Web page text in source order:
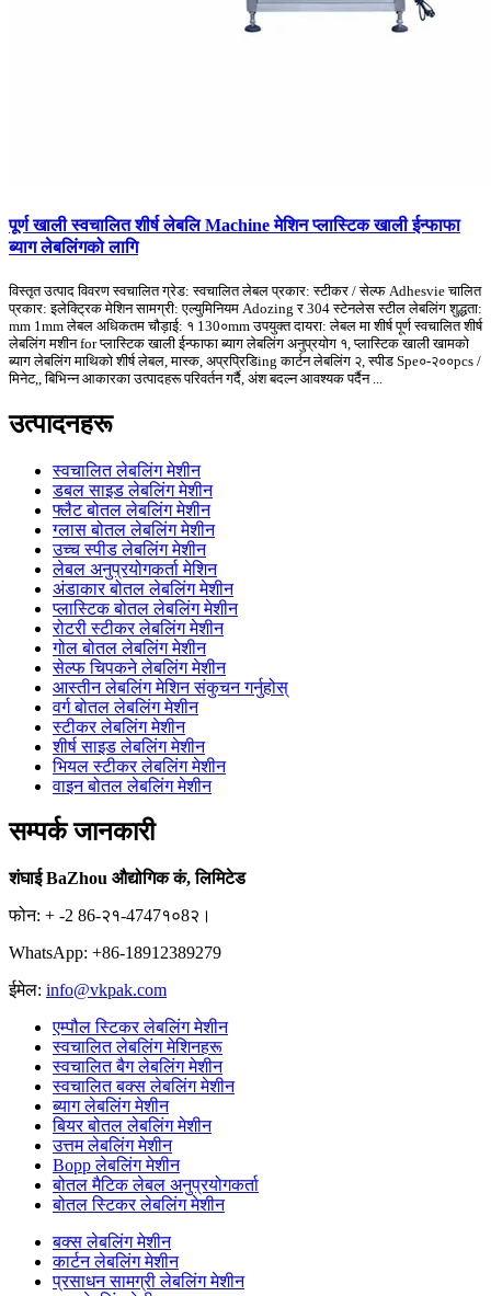
पूर्ण खाली स्वचालित शीर्ष लेबलि Machine मेशिन प्लास्टिक खाली ईन्फाफा
ब्याग लेबलिंगको लागि
विस्तृत उत्पाद विवरण स्वचालित ग्रेड: स्वचालित लेबल प्रकार: स्टीकर / सेल्फ Adhesvie चालित
प्रकार: इलेक्ट्रिक मेशिन सामग्री: एल्युमिनियम Adozing र 304 स्टेनलेस स्टील लेबलिंग शुद्धता:
mm 1mm लेबल अधिकतम चौड़ाई: १ 130०mm उपयुक्त दायरा: लेबल मा शीर्ष पूर्ण स्वचालित शीर्ष
लेबलिंग मशीन for प्लास्टिक खाली ईन्फाफा ब्याग लेबलिंग अनुप्रयोग १, प्लास्टिक खाली खामको
ब्याग लेबलिंग माथिको शीर्ष लेबल, मास्क, अप्रप्रिडिing कार्टन लेबलिंग २, स्पीड Spe०-२००pcs /
मिनेट,, बिभिन्न आकारका उत्पादहरू परिवर्तन गर्दै, अंश बदल्न आवश्यक पर्दैन ...
उत्पादनहरू
स्वचालित लेबलिंग मेशीन
डबल साइड लेबलिंग मेशीन
फ्लैट बोतल लेबलिंग मेशीन
ग्लास बोतल लेबलिंग मेशीन
उच्च स्पीड लेबलिंग मेशीन
लेबल अनुप्रयोगकर्ता मेशिन
अंडाकार बोतल लेबलिंग मेशीन
प्लास्टिक बोतल लेबलिंग मेशीन
रोटरी स्टीकर लेबलिंग मेशीन
गोल बोतल लेबलिंग मेशीन
सेल्फ चिपकने लेबलिंग मेशीन
आस्तीन लेबलिंग मेशिन संकुचन गर्नुहोस्
वर्ग बोतल लेबलिंग मेशीन
स्टीकर लेबलिंग मेशीन
शीर्ष साइड लेबलिंग मेशीन
भियल स्टीकर लेबलिंग मेशीन
वाइन बोतल लेबलिंग मेशीन
सम्पर्क जानकारी
शंघाई BaZhou औद्योगिक कं, लिमिटेड
फोन: + -2 86-२१-4747१०8२।
WhatsApp: +86-18912389279
ईमेल: info@vkpak.com
एम्पौल स्टिकर लेबलिंग मेशीन
स्वचालित लेबलिंग मेशिनहरू
स्वचालित बैग लेबलिंग मेशीन
स्वचालित बक्स लेबलिंग मेशीन
ब्याग लेबलिंग मेशीन
बियर बोतल लेबलिंग मेशीन
उत्तम लेबलिंग मेशीन
Bopp लेबलिंग मेशीन
बोतल मैटिक लेबल अनुप्रयोगकर्ता
बोतल स्टिकर लेबलिंग मेशीन
बक्स लेबलिंग मेशीन
कार्टन लेबलिंग मेशीन
प्रसाधन सामग्री लेबलिंग मेशीन